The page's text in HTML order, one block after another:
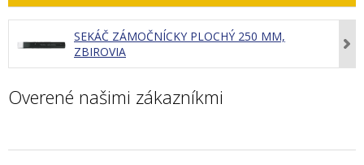
SEKÁČ ZÁMOČNÍCKY PLOCHÝ 250 MM,
ZBIROVIA
Overené našimi zákazníkmi